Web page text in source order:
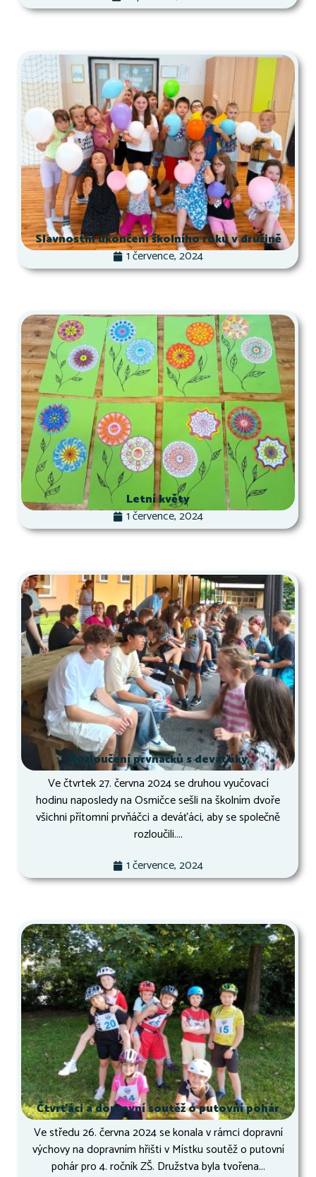
Slavnostní ukončení školního roku v družině
1 července, 2024
Letní květy
1 července, 2024
Rozloučení prvňáčků s deváťáky
Ve čtvrtek 27. června 2024 se druhou vyučovací
hodinu naposledy na Osmičce sešli na školním dvoře
všichni přítomní prvňáčci a deváťáci, aby se společně
rozloučili....
1 července, 2024
Čtvrťáci a dopravní soutěž o putovní pohár
Ve středu 26. června 2024 se konala v rámci dopravní
výchovy na dopravním hřišti v Místku soutěž o putovní
pohár pro 4. ročník ZŠ. Družstva byla tvořena...